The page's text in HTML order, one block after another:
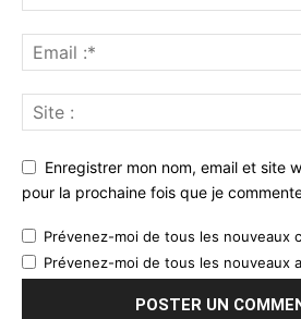
Enregistrer mon nom, email et site
pour la prochaine fois que je
Prévenez-moi de tous les nouveaux
Prévenez-moi de tous les nouveaux